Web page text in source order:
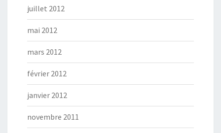
juillet 2012
mai 2012
mars 2012
février 2012
janvier 2012
novembre 2011